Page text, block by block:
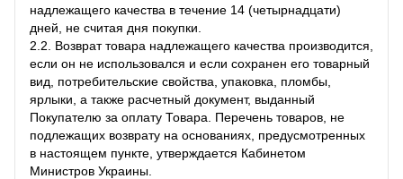
надлежащего качества в течение 14 (четырнадцати)
дней, не считая дня покупки.
2.2. Возврат товара надлежащего качества производится,
если он не использовался и если сохранен его товарный
вид, потребительские свойства, упаковка, пломбы,
ярлыки, а также расчетный документ, выданный
Покупателю за оплату Товара. Перечень товаров, не
подлежащих возврату на основаниях, предусмотренных
в настоящем пункте, утверждается Кабинетом
Министров Украины.